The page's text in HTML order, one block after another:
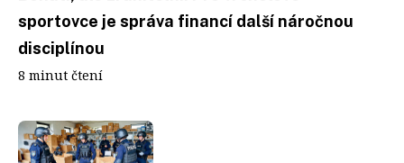
sportovce je správa financí další náročnou
disciplínou
8 minut čtení